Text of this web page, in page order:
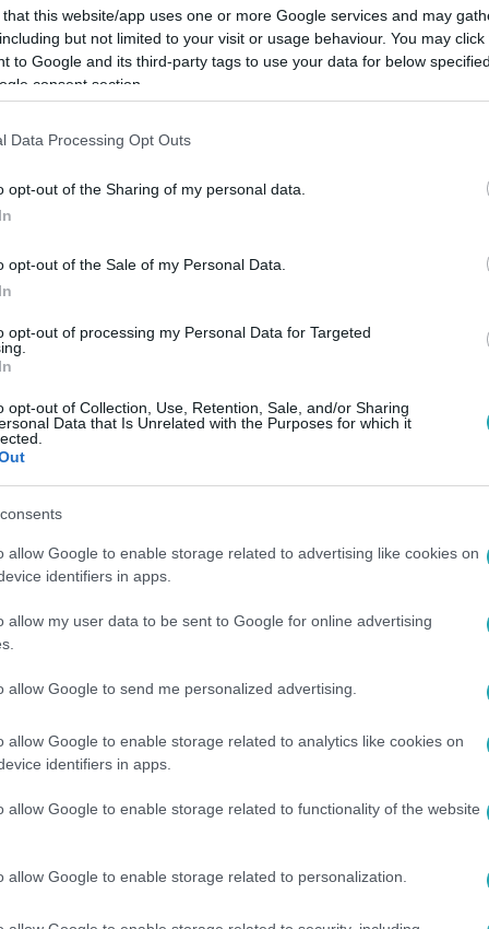
that this website/app uses one or more Google services and may
but not limited to your visit or usage behaviour. You may
to Google and its third-party tags to use your data for below
consent section.
Data Processing Opt Outs
opt-out of the Sharing of my personal data.
opt-out of the Sale of my Personal Data.
opt-out of processing my Personal Data for Targeted
opt-out of Collection, Use, Retention, Sale, and/or Sharing
Data that Is Unrelated with the Purposes for which it
allow Google to enable storage related to advertising like cookies on
identifiers in apps.
allow my user data to be sent to Google for online advertising
allow Google to send me personalized advertising.
allow Google to enable storage related to analytics like cookies on
identifiers in apps.
allow Google to enable storage related to functionality of the website
allow Google to enable storage related to personalization.
20:25
a vésztartalékjához nyúlt, Anna
pedig elárulta, mit gondol a szexről
Böbét, hogy szüksége van a vésztartalékjára. A
a bonyodalmak. Zsuzsi Nádai Anikónak árulta el, miért
is kiderült róla, hogy mit gondol a szexualitásról egy friss
Anna gazda pedig könnyeivel küszködve adta át
gazdának: A szex magához láncol
és Kíra boldogan beszélgetnek már a gyermekvállalásról,
újra a magasba repíti párját és az adrenalinszintjét,
majd az írországi álomnyaralás, többek között ez is
sírva adta oda búcsúajándékát
élte meg az elmúlt napokat – ezt lovagjainak is
hogy megismerte a komolyabb oldalát is, számára egy
még közelebb kerülhessenek egymáshoz.
20:25
Böbének: Fordult a kocka, most te
kegyeire bízza magát, Anna gazda megsúgja Nádai
pedig bevallja Zsuzsinak, hogy még nem volt magyar
kiderül a Házasodna a gazda következő epizódjából az